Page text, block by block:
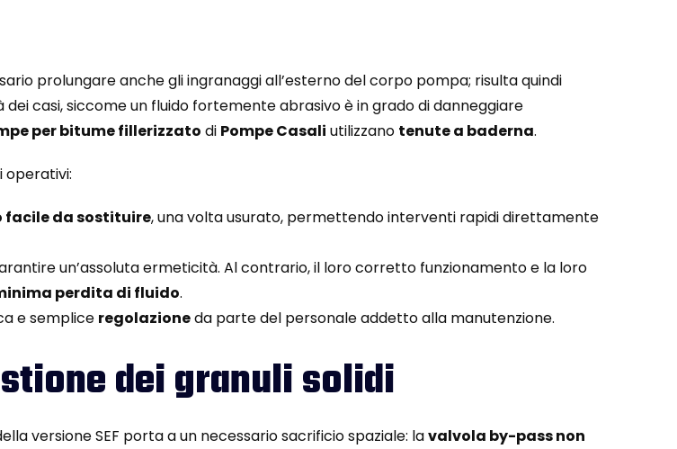
prolungare anche gli ingranaggi all’esterno del corpo pompa; risulta quindi
dei casi, siccome un fluido fortemente abrasivo è in grado di danneggiare
per bitume fillerizzato di Pompe Casali utilizzano tenute a baderna.
facile da sostituire, una volta usurato, permettendo interventi rapidi direttamente
un’assoluta ermeticità. Al contrario, il loro corretto funzionamento e la loro
perdita di fluido.
e semplice regolazioneda parte del personale addetto alla manutenzione.
dei granuli solidi
versione SEF porta a un necessario sacrificio spaziale: lavalvola by-pass non